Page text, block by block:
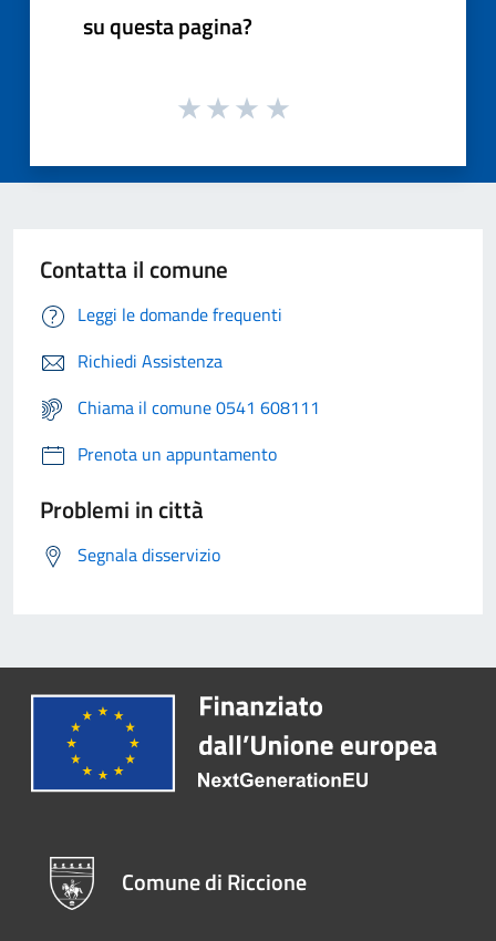
su questa pagina?
Contatta il comune
Leggi le domande frequenti
Richiedi Assistenza
Chiama il comune 0541 608111
Prenota un appuntamento
Problemi in città
Segnala disservizio
Comune di Riccione